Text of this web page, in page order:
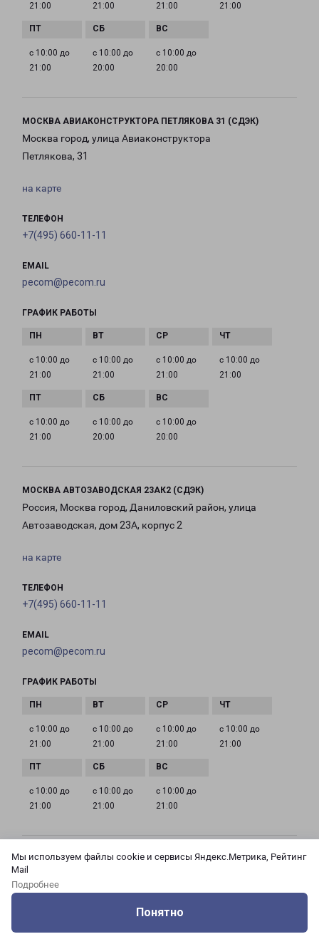
Мы используем файлы cookie и сервисы Яндекс.Метрика, Рейтинг
Mail
Подробнее
Понятно
21:00
21:00
21:00
21:00
с 10:00 до
21:00
с 10:00 до
20:00
с 10:00 до
20:00
МОСКВА АВИАКОНСТРУКТОРА ПЕТЛЯКОВА 31 (СДЭК)
Москва город, улица Авиаконструктора
Петлякова, 31
на карте
ТЕЛЕФОН
+7(495) 660-11-11
EMAIL
pecom@pecom.ru
ГРАФИК РАБОТЫ
с 10:00 до
21:00
с 10:00 до
21:00
с 10:00 до
21:00
с 10:00 до
21:00
с 10:00 до
21:00
с 10:00 до
20:00
с 10:00 до
20:00
МОСКВА АВТОЗАВОДСКАЯ 23АК2 (СДЭК)
Россия, Москва город, Даниловский район, улица
Автозаводская, дом 23А, корпус 2
на карте
ТЕЛЕФОН
+7(495) 660-11-11
EMAIL
pecom@pecom.ru
ГРАФИК РАБОТЫ
с 10:00 до
21:00
с 10:00 до
21:00
с 10:00 до
21:00
с 10:00 до
21:00
с 10:00 до
21:00
с 10:00 до
21:00
с 10:00 до
21:00
МОСКВА АЗОВСКАЯ 24 КОРПУС 3
Россия, Москва город, Зюзино район, улица
Азовская, дом 24, корпус 3